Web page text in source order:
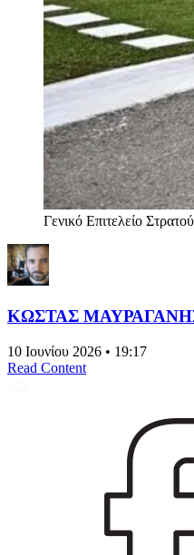
Γενικό Επιτελείο Στρατού
ΚΩΣΤΑΣ
10 Ιουνίου 2026 • 19:17
Read Content